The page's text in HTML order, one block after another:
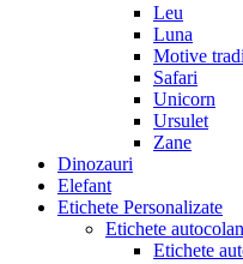
Leu
Luna
Motive
Safari
Unicorn
Ursulet
Zane
Dinozauri
Elefant
Etichete Personalizate
Etichete
Etichete